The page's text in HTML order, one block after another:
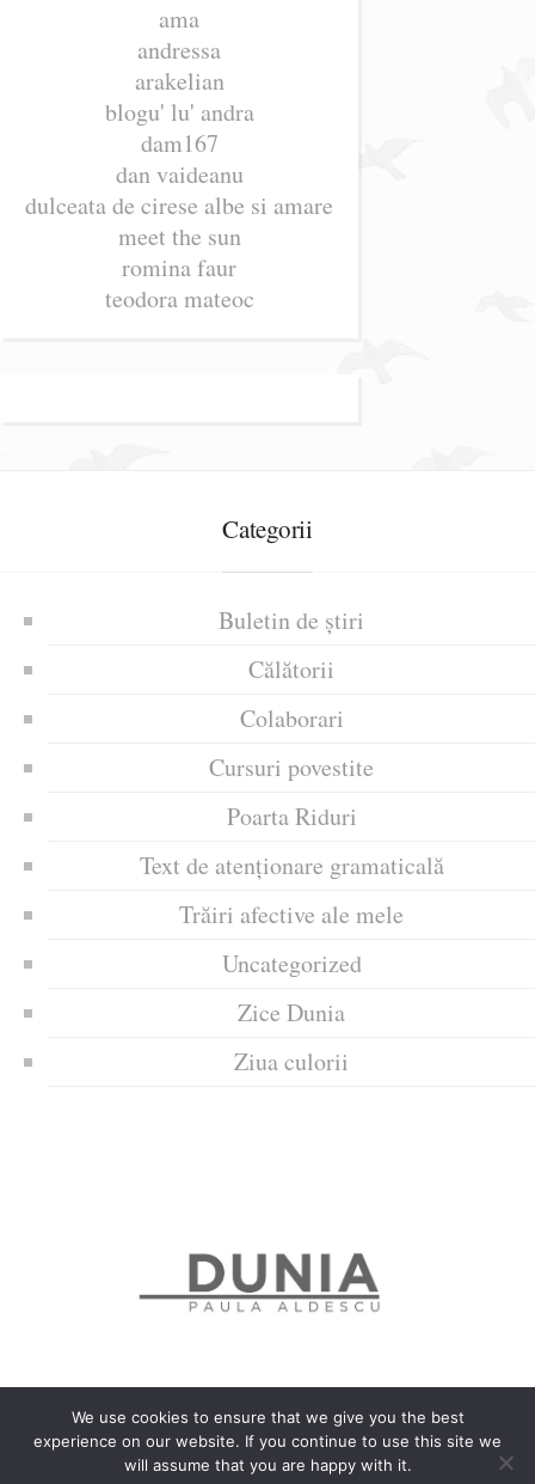
ama
andressa
arakelian
blogu' lu' andra
dam167
dan vaideanu
dulceata de cirese albe si amare
meet the sun
romina faur
teodora mateoc
Categorii
Buletin de știri
Călătorii
Colaborari
Cursuri povestite
Poarta Riduri
Text de atenționare gramaticală
Trăiri afective ale mele
Uncategorized
Zice Dunia
Ziua culorii
Politica de confidențialitate
Politică privind fișierele cookies
We use cookies to ensure that we give you the best
experience on our website. If you continue to use this site we
will assume that you are happy with it.